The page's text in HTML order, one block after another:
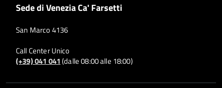
Sede di Venezia Ca' Farsetti
San Marco 4136
Call Center Unico
(+39) 041 041(dalle 08:00 alle 18:00)